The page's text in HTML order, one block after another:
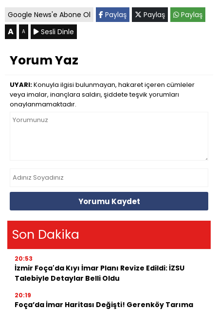
Google News'e Abone Ol Paylaş Paylaş Paylaş
A A Sesli Dinle
Yorum Yaz
UYARI:Konuyla ilgisi bulunmayan, hakaret içeren cümleler
veya imalar, inançlara saldırı, şiddete teşvik yorumları
onaylanmamaktadır.
Yorumu Kaydet
Son Dakika
20:53
İzmir Foça'da Kıyı İmar Planı Revize Edildi: İZSU
Talebiyle Detaylar Belli Oldu
20:19
Foça’da İmar Haritası Değişti! Gerenköy Tarıma